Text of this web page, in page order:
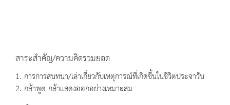
สาระสำคัญ/ความคิดรวมยอด
1. การการสนทนา/เล่าเกี่ยวกับเหตุการณ์ที่เกิดขึ้นในชีวิตประจาวัน
2. กล้าพูด กล้าแสดงออกอย่างเหมาะสม